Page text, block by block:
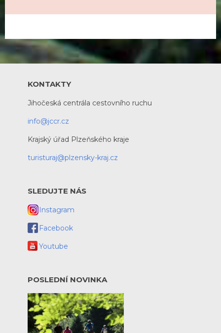
KONTAKTY
Jihočeská centrála cestovního ruchu
info@jccr.cz
Krajský úřad Plzeňského kraje
turisturaj@plzensky-kraj.cz
SLEDUJTE NÁS
Instagram
Facebook
Youtube
POSLEDNÍ NOVINKA